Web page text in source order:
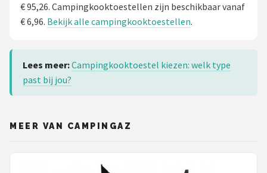
€ 95,26. Campingkooktoestellen zijn beschikbaar vanaf
€ 6,96. Bekijk alle campingkooktoestellen.
Lees meer:Campingkooktoestel kiezen: welk type
past bij jou?
MEER VAN CAMPINGAZ